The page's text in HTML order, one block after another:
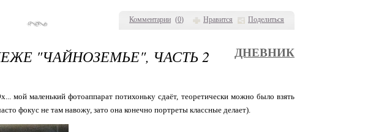
Комментарии (0) Нравится Поделиться
"ЧАЙНОЗЕМЬЕ", ЧАСТЬ 2 ДНЕВНИК
мой маленький фотоаппарат потихоньку сдаёт, теоретически можно было взять
фокус не там навожу, зато она конечно портреты классные делает).